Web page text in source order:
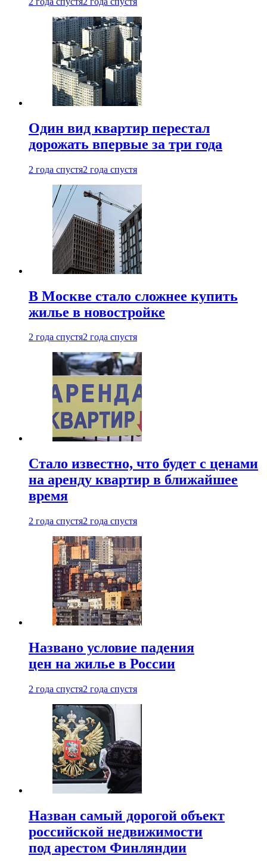
Один вид квартир перестал
дорожать впервые за три года
2 года спустя2 года спустя
В Москве стало сложнее купить
жилье в новостройке
2 года спустя2 года спустя
Стало известно, что будет с ценами
на аренду квартир в ближайшее
время
2 года спустя2 года спустя
Названо условие падения
цен на жилье в России
2 года спустя2 года спустя
Назван самый дорогой объект
российской недвижимости
под арестом Финляндии